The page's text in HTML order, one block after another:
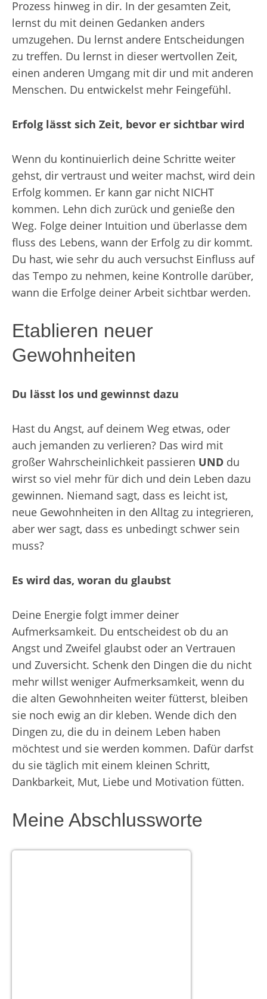
Prozess hinweg in dir. In der gesamten Zeit,
lernst du mit deinen Gedanken anders
umzugehen. Du lernst andere Entscheidungen
zu treffen. Du lernst in dieser wertvollen Zeit,
einen anderen Umgang mit dir und mit anderen
Menschen. Du entwickelst mehr Feingefühl.
Erfolg lässt sich Zeit, bevor er sichtbar wird
Wenn du kontinuierlich deine Schritte weiter
gehst, dir vertraust und weiter machst, wird dein
Erfolg kommen. Er kann gar nicht NICHT
kommen. Lehn dich zurück und genieße den
Weg. Folge deiner Intuition und überlasse dem
fluss des Lebens, wann der Erfolg zu dir kommt.
Du hast, wie sehr du auch versuchst Einfluss auf
das Tempo zu nehmen, keine Kontrolle darüber,
wann die Erfolge deiner Arbeit sichtbar werden.
Etablieren neuer
Gewohnheiten
Du lässt los und gewinnst dazu
Hast du Angst, auf deinem Weg etwas, oder
auch jemanden zu verlieren? Das wird mit
großer Wahrscheinlichkeit passieren UND du
wirst so viel mehr für dich und dein Leben dazu
gewinnen. Niemand sagt, dass es leicht ist,
neue Gewohnheiten in den Alltag zu integrieren,
aber wer sagt, dass es unbedingt schwer sein
muss?
Es wird das, woran du glaubst
Deine Energie folgt immer deiner
Aufmerksamkeit. Du entscheidest ob du an
Angst und Zweifel glaubst oder an Vertrauen
und Zuversicht. Schenk den Dingen die du nicht
mehr willst weniger Aufmerksamkeit, wenn du
die alten Gewohnheiten weiter fütterst, bleiben
sie noch ewig an dir kleben. Wende dich den
Dingen zu, die du in deinem Leben haben
möchtest und sie werden kommen. Dafür darfst
du sie täglich mit einem kleinen Schritt,
Dankbarkeit, Mut, Liebe und Motivation fütten.
Meine Abschlussworte